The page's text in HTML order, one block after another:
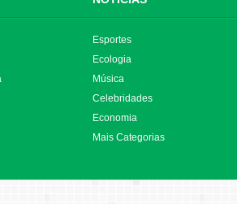
Esportes
Ecologia
Música
Celebridades
Economia
Mais Categorias